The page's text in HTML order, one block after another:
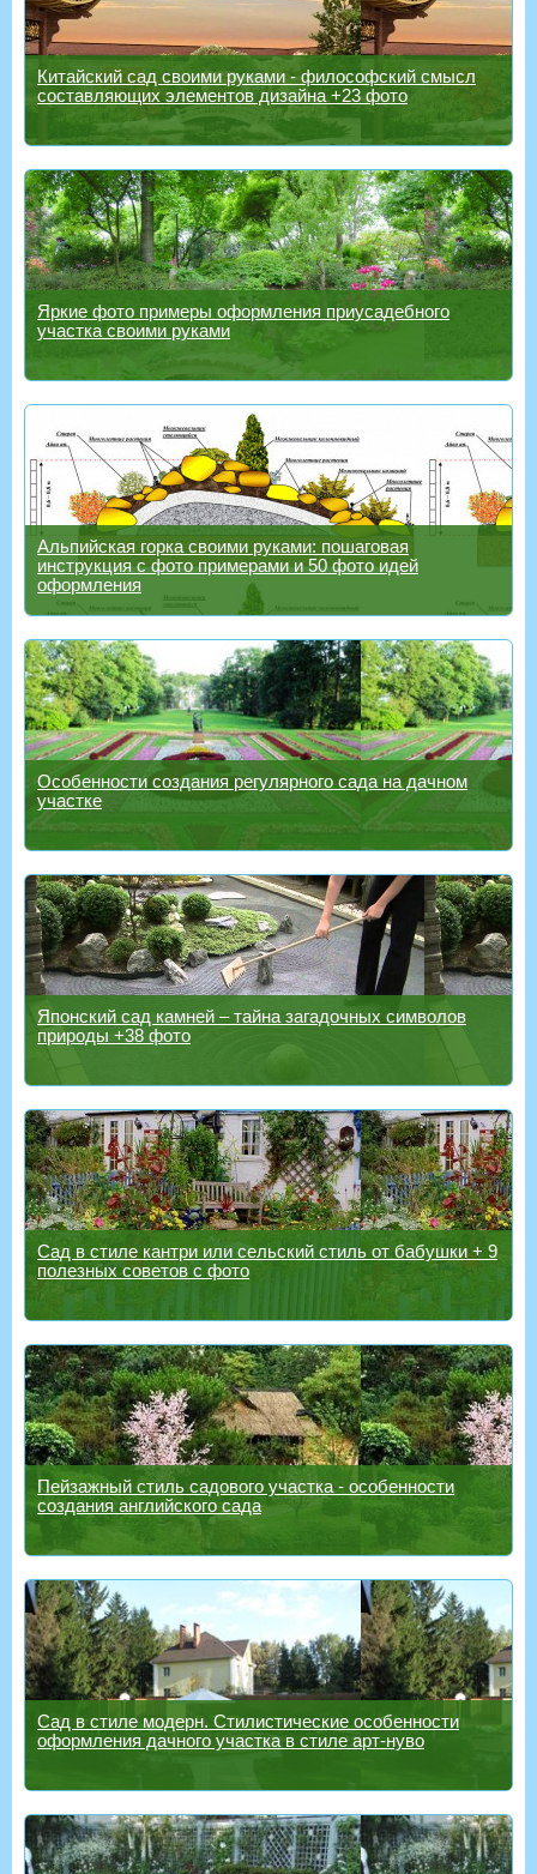
Китайский сад своими руками - философский смысл
составляющих элементов дизайна +23 фото
Яркие фото примеры оформления приусадебного
участка своими руками
Альпийская горка своими руками: пошаговая
инструкция с фото примерами и 50 фото идей
оформления
Особенности создания регулярного сада на дачном
участке
Японский сад камней – тайна загадочных символов
природы +38 фото
Сад в стиле кантри или сельский стиль от бабушки + 9
полезных советов с фото
Пейзажный стиль садового участка - особенности
создания английского сада
Сад в стиле модерн. Стилистические особенности
оформления дачного участка в стиле арт-нуво